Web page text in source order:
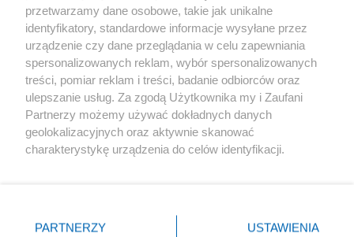
Kultura
X Facebook Instagram Youtube
przetwarzamy dane osobowe, takie jak unikalne
identyfikatory, standardowe informacje wysyłane przez
urządzenie czy dane przeglądania w celu zapewniania
spersonalizowanych reklam, wybór spersonalizowanych
treści, pomiar reklam i treści, badanie odbiorców oraz
ulepszanie usług. Za zgodą Użytkownika my i Zaufani
Partnerzy możemy używać dokładnych danych
geolokalizacyjnych oraz aktywnie skanować
charakterystykę urządzenia do celów identyfikacji.
zmienić/wycofać klikając przycisk ustawień prywatności
PARTNERZY USTAWIENIA